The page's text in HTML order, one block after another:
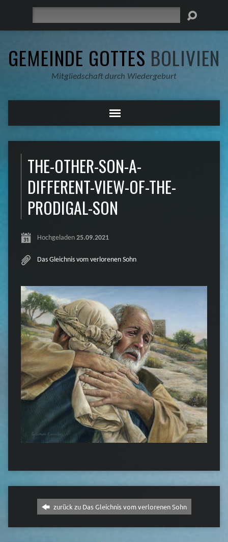
GEMEINDE GOTTES BOLIVIEN
Mitgliedschaft durch Wiedergeburt
THE-OTHER-SON-A-
DIFFERENT-VIEW-OF-THE-
PRODIGAL-SON
Hochgeladen 25.09.2021
Das Gleichnis vom verlorenen Sohn
zurück zu Das Gleichnis vom verlorenen Sohn